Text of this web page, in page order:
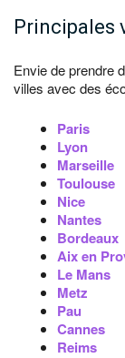
Principales
Envie de prendre
villes avec des
Paris
Lyon
Marseille
Toulouse
Nice
Nantes
Bordeaux
Aix en
Le Mans
Metz
Pau
Cannes
Reims